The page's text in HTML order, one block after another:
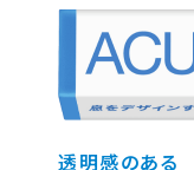
透明感のある